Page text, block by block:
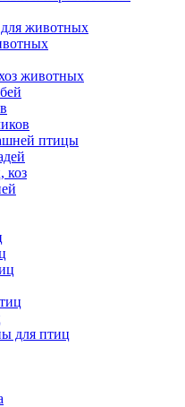
животных
животных
птицы
коз
для птиц